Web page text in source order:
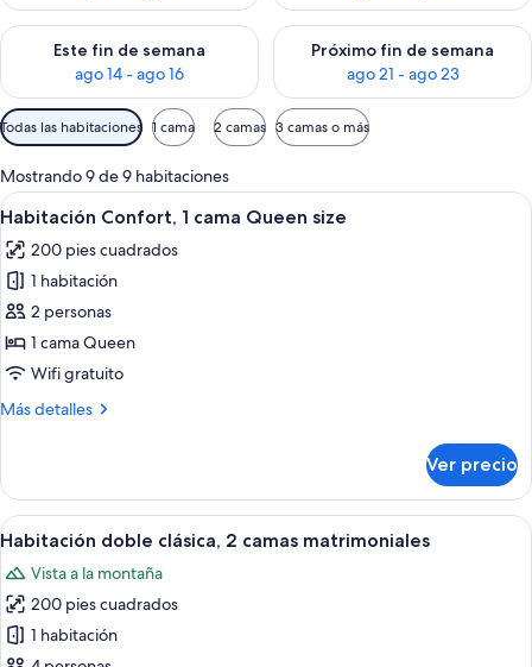
Este fin de semana
ago 14 - ago 16
Consulta la disponibilidad para este fin de semana ago 14 -
Próximo fin de semana
ago 21 - ago 23
Consulta la disponibilidad
Filtros
disponibles
para
las
habitaciones
Todas las habitaciones 1 cama 2 camas 3 camas o más
Mostrando 9 de 9 habitaciones
Abrir
todas
las
fotos
de
Habitación
Confort,
cama
Un dormitorio con cabecera de
29
Habitación Confort, 1 cama Queen size
200 pies cuadrados
1 habitación
2 personas
1 cama Queen
Wifi gratuito
Más detalles
Más
Confort,
cama
size
Ver precio
Abrir
todas
las
fotos
de
Un dormitorio con dos camas, una
13
Habitación doble clásica, 2 camas matrimoniales
Vista a la montaña
200 pies cuadrados
1 habitación